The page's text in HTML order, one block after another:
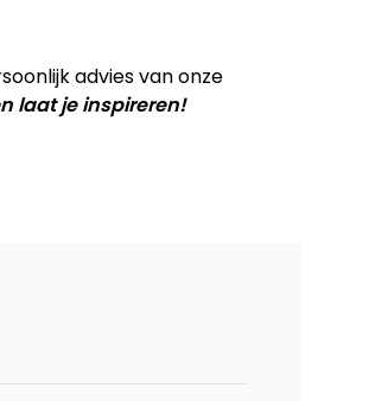
advies van onze
laat je inspireren!